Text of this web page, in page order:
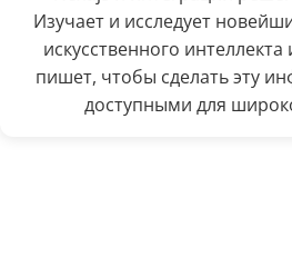
Изучает и исследует
искусственного
пишет, чтобы сделать эту
доступными для